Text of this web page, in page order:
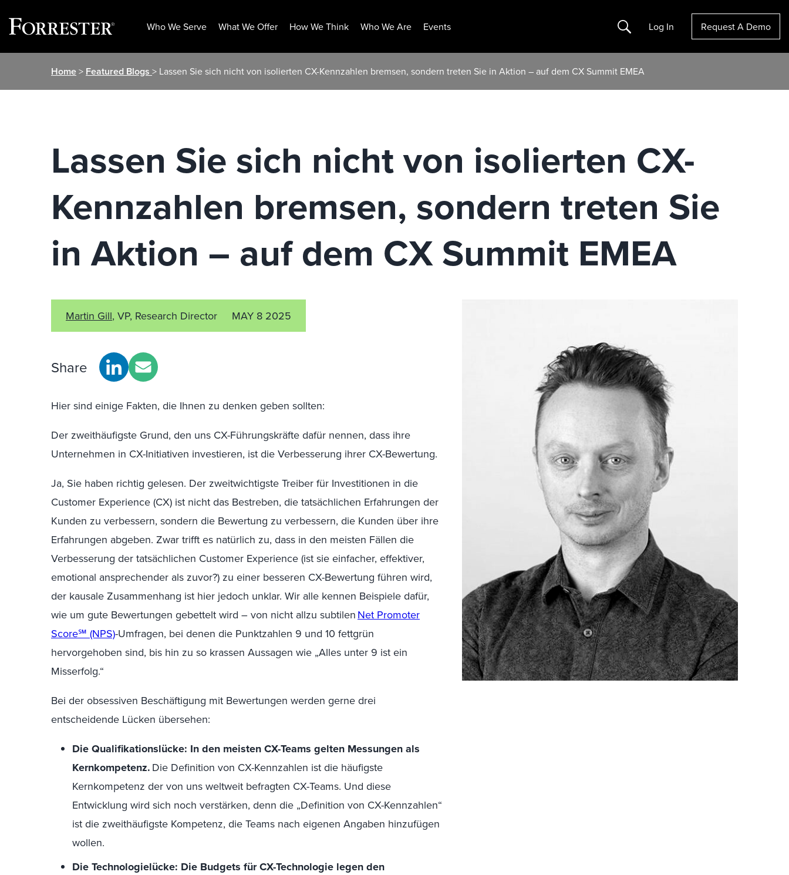
Who We Serve What We Offer How We Think Who We Are Events Search Log In Request A Demo
Home> Featured Blogs > Lassen Sie sich nicht von isolierten CX-Kennzahlen bremsen, sondern treten Sie in Aktion – auf dem CX Summit EMEA
Lassen Sie sich nicht von isolierten CX-
Kennzahlen bremsen, sondern treten Sie
in Aktion – auf dem CX Summit EMEA
Martin Gill, VP, Research Director MAY 8 2025
Share
Hier sind einige Fakten, die Ihnen zu denken geben sollten:
Der zweithäufigste Grund, den uns CX-Führungskräfte dafür nennen, dass ihre
Unternehmen in CX-Initiativen investieren, ist die Verbesserung ihrer CX-Bewertung.
Ja, Sie haben richtig gelesen. Der zweitwichtigste Treiber für Investitionen in die
Customer Experience (CX) ist nicht das Bestreben, die tatsächlichen Erfahrungen der
Kunden zu verbessern, sondern die Bewertung zu verbessern, die Kunden über ihre
Erfahrungen abgeben. Zwar trifft es natürlich zu, dass in den meisten Fällen die
Verbesserung der tatsächlichen Customer Experience (ist sie einfacher, effektiver,
emotional ansprechender als zuvor?) zu einer besseren CX-Bewertung führen wird,
der kausale Zusammenhang ist hier jedoch unklar. Wir alle kennen Beispiele dafür,
wie um gute Bewertungen gebettelt wird – von nicht allzu subtilen Net Promoter
Score℠ (NPS)-Umfragen, bei denen die Punktzahlen 9 und 10 fettgrün
hervorgehoben sind, bis hin zu so krassen Aussagen wie „Alles unter 9 ist ein
Misserfolg.“
Bei der obsessiven Beschäftigung mit Bewertungen werden gerne drei
entscheidende Lücken übersehen:
Die Qualifikationslücke: In den meisten CX-Teams gelten Messungen als
Kernkompetenz. Die Definition von CX-Kennzahlen ist die häufigste
Kernkompetenz der von uns weltweit befragten CX-Teams. Und diese
Entwicklung wird sich noch verstärken, denn die „Definition von CX-Kennzahlen“
ist die zweithäufigste Kompetenz, die Teams nach eigenen Angaben hinzufügen
wollen.
Die Technologielücke: Die Budgets für CX-Technologie legen den